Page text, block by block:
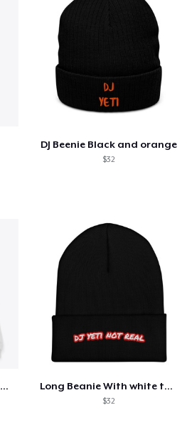
DJ Beenie Black and orange
$32
Psychedelic Disconnect Hoodie Long Beanie With white text
$32